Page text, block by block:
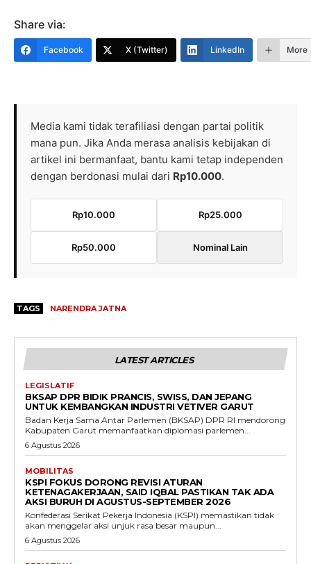
Share via:
Facebook X (Twitter) LinkedIn More
Media kami tidak terafiliasi dengan partai politik
mana pun. Jika Anda merasa analisis kebijakan di
artikel ini bermanfaat, bantu kami tetap independen
dengan berdonasi mulai dari Rp10.000.
Rp10.000 Rp25.000
Rp50.000 Nominal Lain
TAGS NARENDRA JATNA
LATEST ARTICLES
LEGISLATIF
BKSAP DPR BIDIK PRANCIS, SWISS, DAN JEPANG
UNTUK KEMBANGKAN INDUSTRI VETIVER GARUT
Badan Kerja Sama Antar Parlemen (BKSAP) DPR RI mendorong
Kabupaten Garut memanfaatkan diplomasi parlemen...
6 Agustus 2026
MOBILITAS
KSPI FOKUS DORONG REVISI ATURAN
KETENAGAKERJAAN, SAID IQBAL PASTIKAN TAK ADA
AKSI BURUH DI AGUSTUS-SEPTEMBER 2026
Konfederasi Serikat Pekerja Indonesia (KSPI) memastikan tidak
akan menggelar aksi unjuk rasa besar maupun...
6 Agustus 2026